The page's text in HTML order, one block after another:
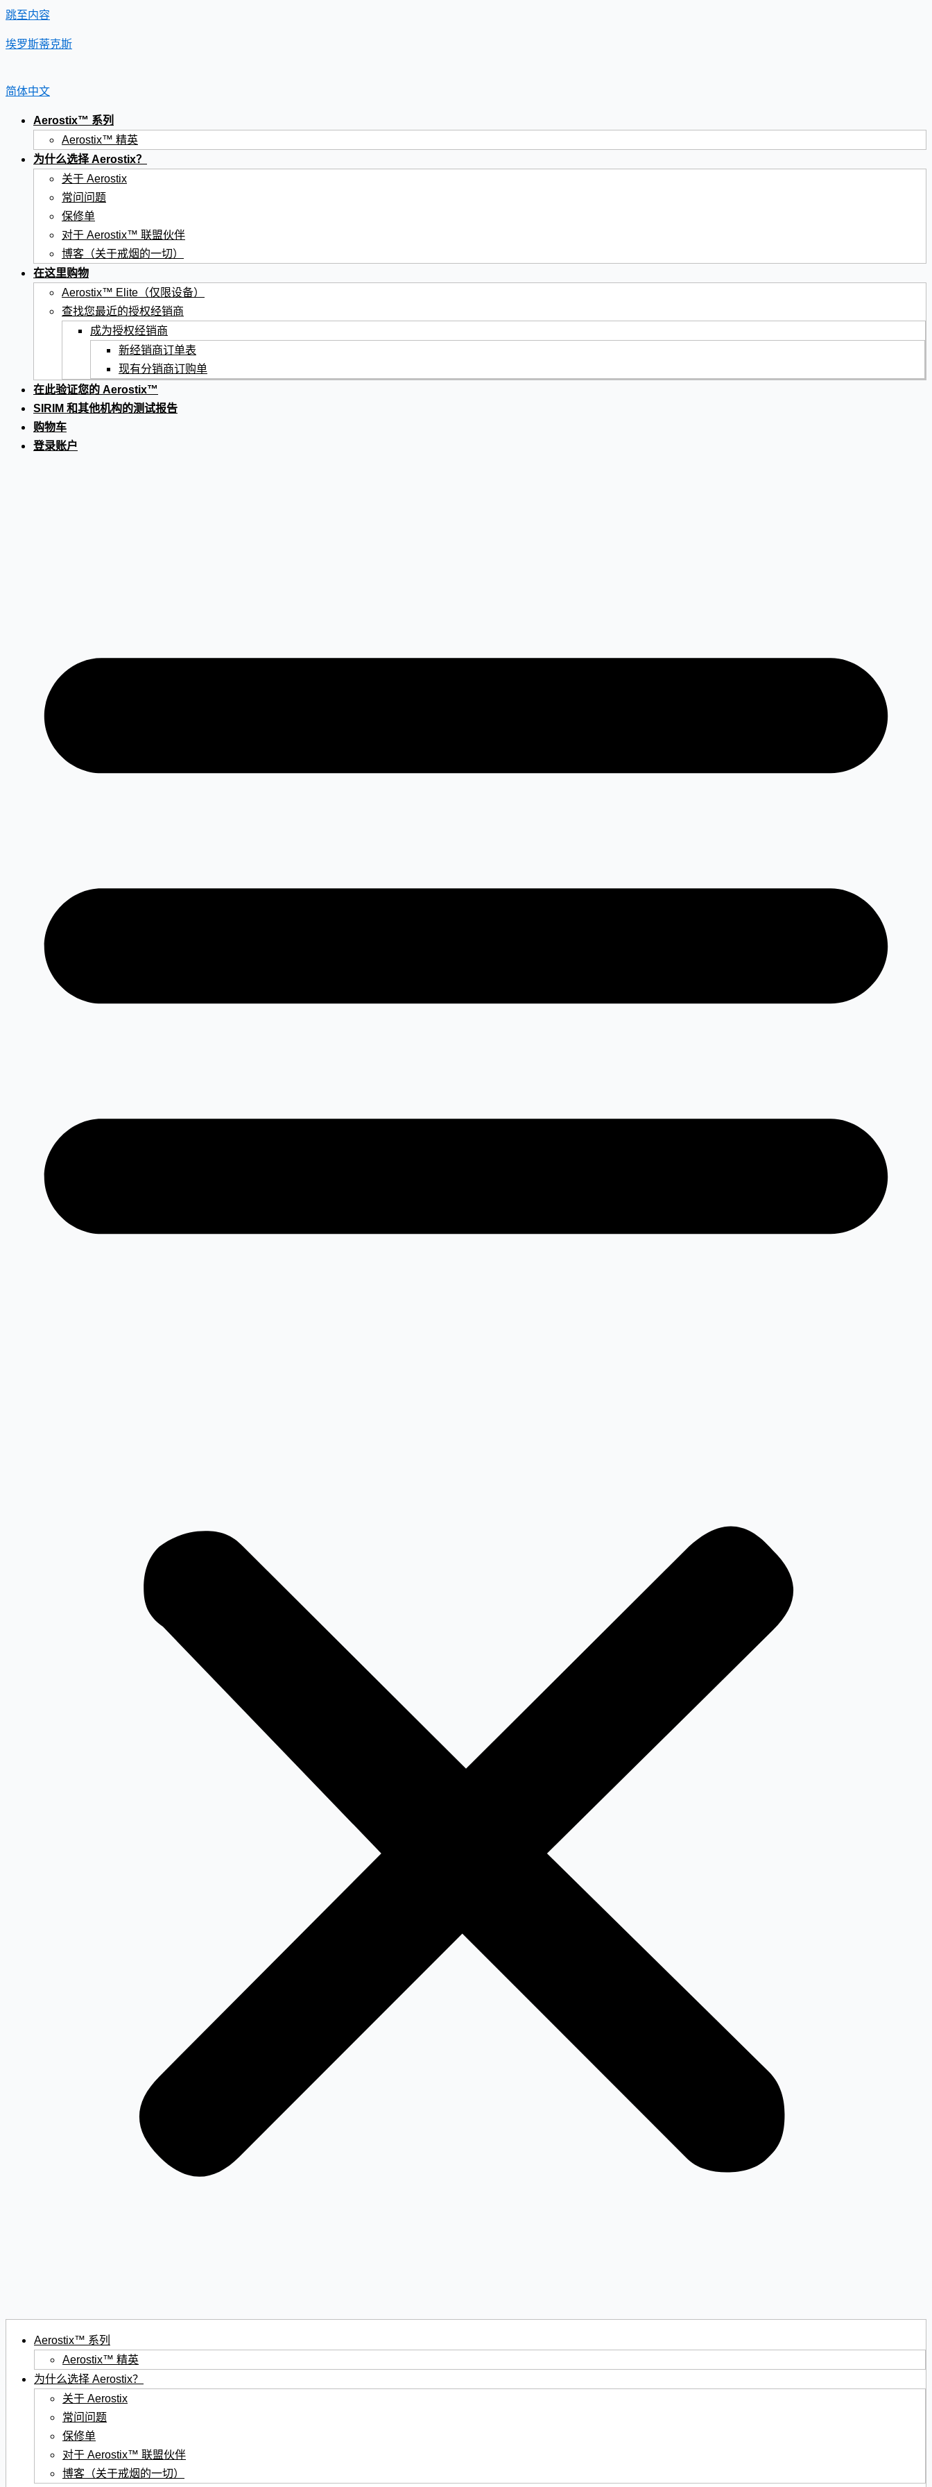
跳至内容
埃罗斯蒂克斯
简体中文
Aerostix™ 系列
Aerostix™ 精英
为什么选择 Aerostix？
关于 Aerostix
常问问题
保修单
对于 Aerostix™ 联盟伙伴
博客（关于戒烟的一切）
在这里购物
Aerostix™ Elite（仅限设备）
查找您最近的授权经销商
成为授权经销商
新经销商订单表
现有分销商订购单
在此验证您的 Aerostix™
SIRIM 和其他机构的测试报告
购物车
登录账户
Aerostix™ 系列
Aerostix™ 精英
为什么选择 Aerostix？
关于 Aerostix
常问问题
保修单
对于 Aerostix™ 联盟伙伴
博客（关于戒烟的一切）